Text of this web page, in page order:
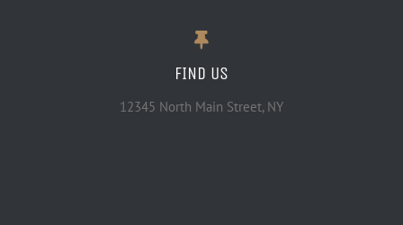
FIND US
12345 North Main Street, NY